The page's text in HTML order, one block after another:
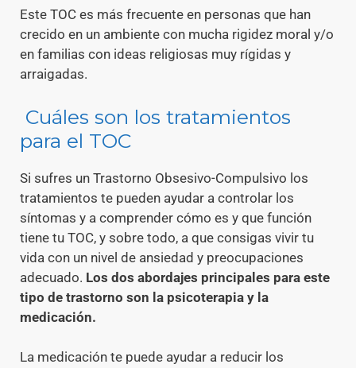
Este TOC es más frecuente en personas que han
crecido en un ambiente con mucha rigidez moral y/o
en familias con ideas religiosas muy rígidas y
arraigadas.
Cuáles son los tratamientos
para el TOC
Si sufres un Trastorno Obsesivo-Compulsivo los
tratamientos te pueden ayudar a controlar los
síntomas y a comprender cómo es y que función
tiene tu TOC, y sobre todo, a que consigas vivir tu
vida con un nivel de ansiedad y preocupaciones
adecuado. Los dos abordajes principales para este
tipo de trastorno son la psicoterapia y la
medicación.
La medicación te puede ayudar a reducir los